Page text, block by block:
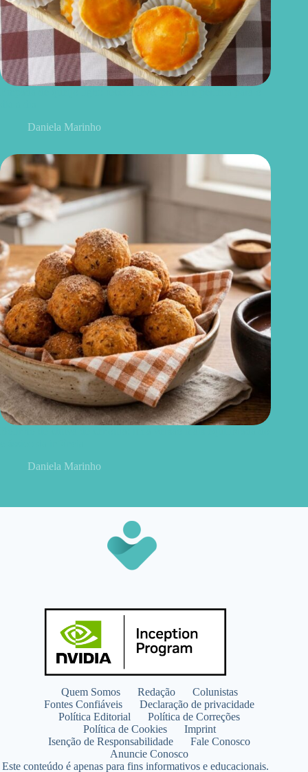
Daniela Marinho
Daniela Marinho
Quem Somos Redação
Colunistas
Fontes Confiáveis
Declaração de privacidade
Política Editorial
Política de Correções
Política de Cookies
Imprint
Isenção de Responsabilidade
Fale Conosco
Anuncie Conosco
Este conteúdo é apenas para fins informativos e educacionais.